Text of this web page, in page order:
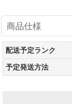
商品仕様
配送予定ランク
予定発送方法